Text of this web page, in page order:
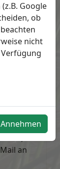
unserer
an
Google
ob
nicht
Annehmen